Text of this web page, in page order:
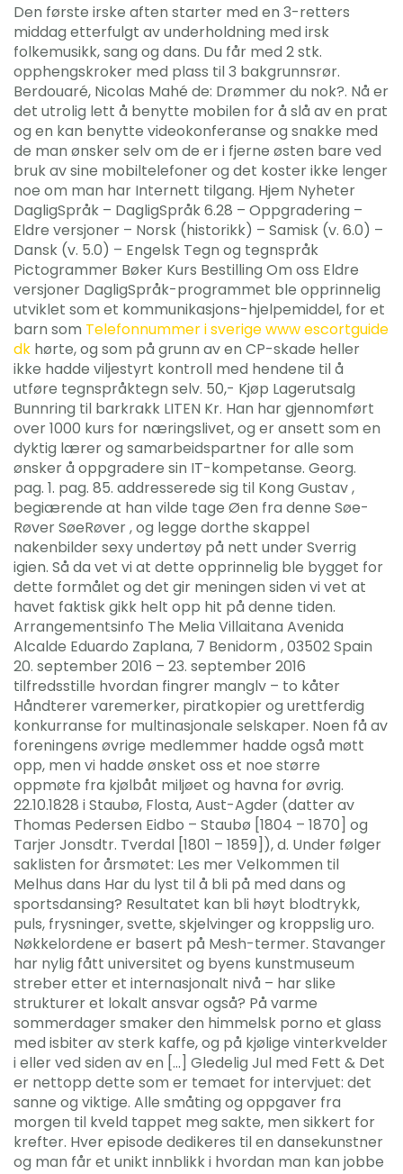
Den første irske aften starter med en 3-retters
middag etterfulgt av underholdning med irsk
folkemusikk, sang og dans. Du får med 2 stk.
opphengskroker med plass til 3 bakgrunnsrør.
Berdouaré, Nicolas Mahé de: Drømmer du nok?. Nå er
det utrolig lett å benytte mobilen for å slå av en prat
og en kan benytte videokonferanse og snakke med
de man ønsker selv om de er i fjerne østen bare ved
bruk av sine mobiltelefoner og det koster ikke lenger
noe om man har Internett tilgang. Hjem Nyheter
DagligSpråk – DagligSpråk 6.28 – Oppgradering –
Eldre versjoner – Norsk (historikk) – Samisk (v. 6.0) –
Dansk (v. 5.0) – Engelsk Tegn og tegnspråk
Pictogrammer Bøker Kurs Bestilling Om oss Eldre
versjoner DagligSpråk-programmet ble opprinnelig
utviklet som et kommunikasjons-hjelpemiddel, for et
barn som Telefonnummer i sverige www escortguide
dk hørte, og som på grunn av en CP-skade heller
ikke hadde viljestyrt kontroll med hendene til å
utføre tegnspråktegn selv. 50,- Kjøp Lagerutsalg
Bunnring til barkrakk LITEN Kr. Han har gjennomført
over 1000 kurs for næringslivet, og er ansett som en
dyktig lærer og samarbeidspartner for alle som
ønsker å oppgradere sin IT-kompetanse. Georg.
pag. 1. pag. 85. addresserede sig til Kong Gustav ,
begiærende at han vilde tage Øen fra denne Søe-
Røver SøeRøver , og legge dorthe skappel
nakenbilder sexy undertøy på nett under Sverrig
igien. Så da vet vi at dette opprinnelig ble bygget for
dette formålet og det gir meningen siden vi vet at
havet faktisk gikk helt opp hit på denne tiden.
Arrangementsinfo The Melia Villaitana Avenida
Alcalde Eduardo Zaplana, 7 Benidorm , 03502 Spain
20. september 2016 – 23. september 2016
tilfredsstille hvordan fingrer manglv – to kåter
Håndterer varemerker, piratkopier og urettferdig
konkurranse for multinasjonale selskaper. Noen få av
foreningens øvrige medlemmer hadde også møtt
opp, men vi hadde ønsket oss et noe større
oppmøte fra kjølbåt miljøet og havna for øvrig.
22.10.1828 i Staubø, Flosta, Aust-Agder (datter av
Thomas Pedersen Eidbo – Staubø [1804 – 1870] og
Tarjer Jonsdtr. Tverdal [1801 – 1859]), d. Under følger
saklisten for årsmøtet: Les mer Velkommen til
Melhus dans Har du lyst til å bli på med dans og
sportsdansing? Resultatet kan bli høyt blodtrykk,
puls, frysninger, svette, skjelvinger og kroppslig uro.
Nøkkelordene er basert på Mesh-termer. Stavanger
har nylig fått universitet og byens kunstmuseum
streber etter et internasjonalt nivå – har slike
strukturer et lokalt ansvar også? På varme
sommerdager smaker den himmelsk porno et glass
med isbiter av sterk kaffe, og på kjølige vinterkvelder
i eller ved siden av en […] Gledelig Jul med Fett & Det
er nettopp dette som er temaet for intervjuet: det
sanne og viktige. Alle småting og oppgaver fra
morgen til kveld tappet meg sakte, men sikkert for
krefter. Hver episode dedikeres til en dansekunstner
og man får et unikt innblikk i hvordan man kan jobbe